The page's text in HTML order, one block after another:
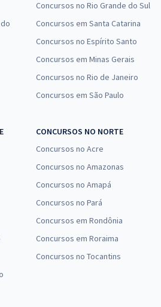
Concursos no Rio Grande do Sul
Concursos em Santa Catarina
Concursos no Espírito Santo
Concursos em Minas Gerais
Concursos no Rio de Janeiro
Concursos em São Paulo
CONCURSOS NO NORTE
Concursos no Acre
Concursos no Amazonas
Concursos no Amapá
Concursos no Pará
Concursos em Rondônia
Concursos em Roraima
Concursos no Tocantins